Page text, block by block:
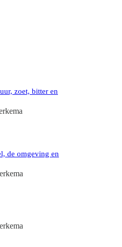
zoet, bitter en
de omgeving en